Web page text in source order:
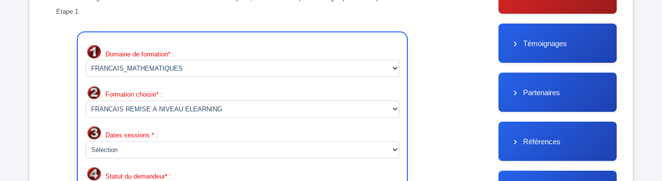
Etape 1
Domaine de formation* :
Formation choisie* :
Dates sessions * :
Statut du demandeur* :
Témoignages
Partenaires
Références